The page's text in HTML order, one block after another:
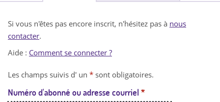
n
t
Si vous n'êtes pas encore inscrit, n'hésitez pas à nous
contacter.
Aide : Comment se connecter ?
Les champs suivis d' un * sont obligatoires.
Numéro d'abonné ou adresse courriel *